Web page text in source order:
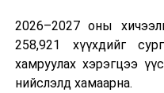
Ерөнхий сайд тус
авахад зөвшөөрлийн
байхыг холбогдох
2026–2027 оны
258,921 хүүхдийг
хамруулах хэрэгцээ
нийслэлд хамаарна.